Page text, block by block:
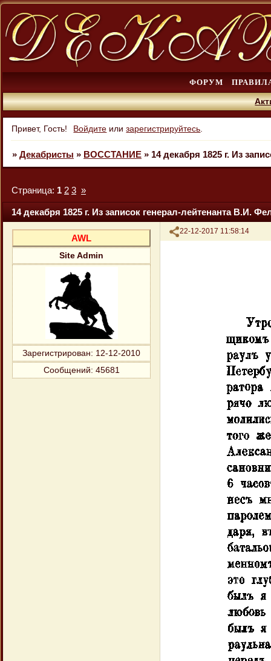
ФОРУМ
Привет, Гость! Войдите илизарегистрируйтесь
» Декабристы » ВОССТАНИЕ » 14 декабря 1825 г. Из
14 декабря 1825 г. Из записок генерал-лейтенанта В.И.
Страница: 1 2 3 »
Поделиться
22-12-2017 11:58:14
AWL
Site Admin
Зарегистрирован: 12-12-2010
Сообщений: 45681